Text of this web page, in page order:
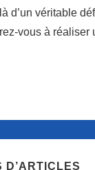
là d’un véritable
vous à réaliser
D’ARTICLES